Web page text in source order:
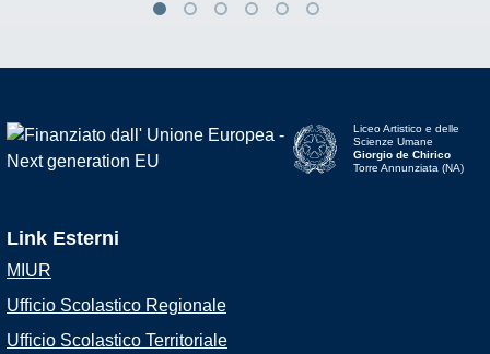
Liceo Artistico e delle
Scienze Umane
Giorgio de Chirico
Torre Annunziata (NA)
Link Esterni
MIUR
Ufficio Scolastico Regionale
Ufficio Scolastico Territoriale